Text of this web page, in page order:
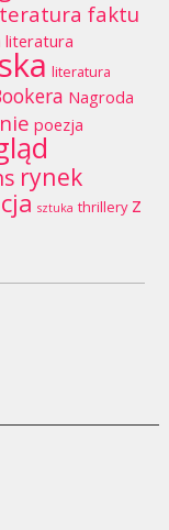
faktu
literatura
literatura
Nagroda
poezja
rynek
sztuka thrillery z